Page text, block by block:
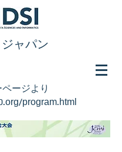
ャパン
ージより
program.html